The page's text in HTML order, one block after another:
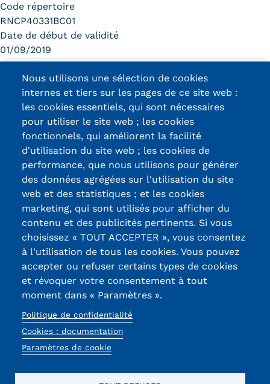
Revue de presse
Contact
Formulaire de contact
Formations
Trouver votre formation
OFFRE EN BFC
OFFRE NATIONALE
Catalogue national
Équivalences, passerelles et
suites de parcours
Modalités d'enseignement
Alternance
Enseignement à distance
Code répertoire
RNCP40331BC01
Date de début de validité
01/09/2019
13, Rue Ernest
Thierry-Mieg
90010 BELFORT
Cedex
03 84 58 33 10
Réseaux
sociaux
Certifications /
Labels qualité
Nous utilisons une sélection de cookies
internes et tiers sur les pages de ce site web :
les cookies essentiels, qui sont nécessaires
pour utiliser le site web ; les cookies
fonctionnels, qui améliorent la facilité
d'utilisation du site web ; les cookies de
performance, que nous utilisons pour générer
des données agrégées sur l'utilisation du site
web et des statistiques ; et les cookies
marketing, qui sont utilisés pour afficher du
contenu et des publicités pertinents. Si vous
choisissez « TOUT ACCEPTER », vous consentez
à l'utilisation de tous les cookies. Vous pouvez
accepter ou refuser certains types de cookies
et révoquer votre consentement à tout
moment dans « Paramètres ».
Politique de confidentialité
Cookies : documentation
Paramètres de cookie